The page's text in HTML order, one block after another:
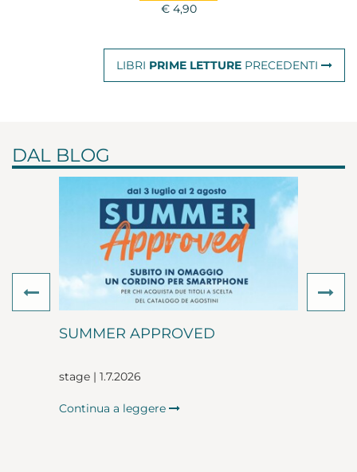
€ 4,90
LIBRI PRIME LETTURE PRECEDENTI
DAL BLOG
SUMMER APPROVED
stage | 1.7.2026
Continua a leggere
Previous